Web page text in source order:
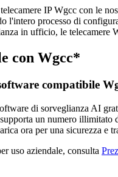
IP Wgcc con le
l'intero processo di
in ufficio, le
con Wgcc*
compatibile
di sorveglianza AI
un numero illimitato
ora per una sicurezza e
uso aziendale, consulta